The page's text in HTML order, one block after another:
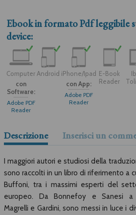
Ebook in formatoPdfleggibile
device:
Computer
con
Software:
Adobe PDF
Reader
Android iPhone/Ipad
con App:
Adobe PDF
Reader
E-Book
Reader
Descrizione Inserisci un
I maggiori autori e studiosi della
sono raccolti in un libro di riferimento a
Buffoni, tra i massimi esperti del
europeo. Da Bonnefoy e Sanesi a
Magrelli e Gardini, sono messi in luce i